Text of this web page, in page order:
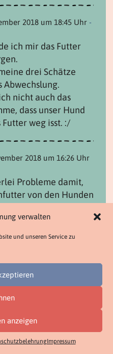
verwalten
und unseren Service zu
anzeigen
Impressum
2018 um 18:45 Uhr -
ich mir das Futter
drei Schätze
Abwechslung.
nicht auch das
dass unser Hund
Futter weg isst. :/
2018 um 16:26 Uhr
Probleme damit,
von den Hunden
😀
2018 um 17:12 Uhr
Futter, aber ein
kann ja nicht